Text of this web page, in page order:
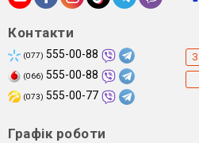
Контакти
(077) 555-00-88
(066) 555-00-88
(073) 555-00-77
Графік роботи